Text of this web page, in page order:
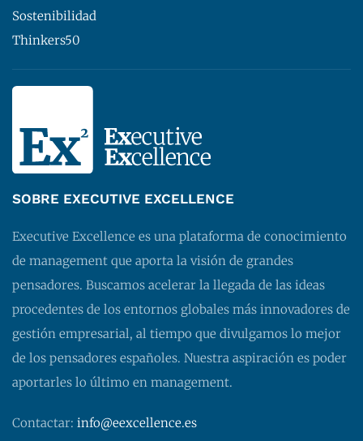
Sostenibilidad
Thinkers50
SOBRE EXECUTIVE EXCELLENCE
Executive Excellence es una plataforma de conocimiento
de management que aporta la visión de grandes
pensadores. Buscamos acelerar la llegada de las ideas
procedentes de los entornos globales más innovadores de
gestión empresarial, al tiempo que divulgamos lo mejor
de los pensadores españoles. Nuestra aspiración es poder
aportarles lo último en management.
Contactar: info@eexcellence.es